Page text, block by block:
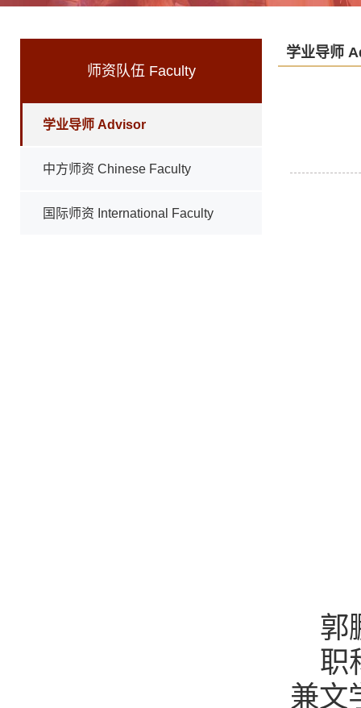
师资队伍 Faculty
学业导师 Advisor
中方师资 Chinese Faculty
国际师资 International Faculty
学业导师
郭
职
兼文